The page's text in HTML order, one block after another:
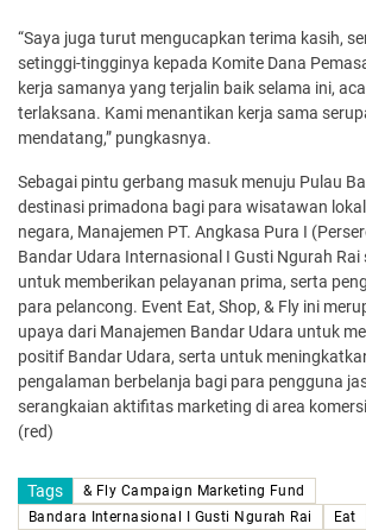
“Saya juga turut mengucapkan terima kasih,
setinggi-tingginya kepada Komite Dana
kerja samanya yang terjalin baik selama ini,
terlaksana. Kami menantikan kerja sama
mendatang,” pungkasnya.
Sebagai pintu gerbang masuk menuju Pulau
destinasi primadona bagi para wisatawan
negara, Manajemen PT. Angkasa Pura I
Bandar Udara Internasional I Gusti Ngurah Rai
untuk memberikan pelayanan prima, serta
para pelancong. Event Eat, Shop, & Fly ini
upaya dari Manajemen Bandar Udara untuk
positif Bandar Udara, serta untuk
pengalaman berbelanja bagi para pengguna
serangkaian aktifitas marketing di area
(red)
Tags
& Fly Campaign Marketing Fund
Bandara Internasional I Gusti Ngurah Rai
Eat